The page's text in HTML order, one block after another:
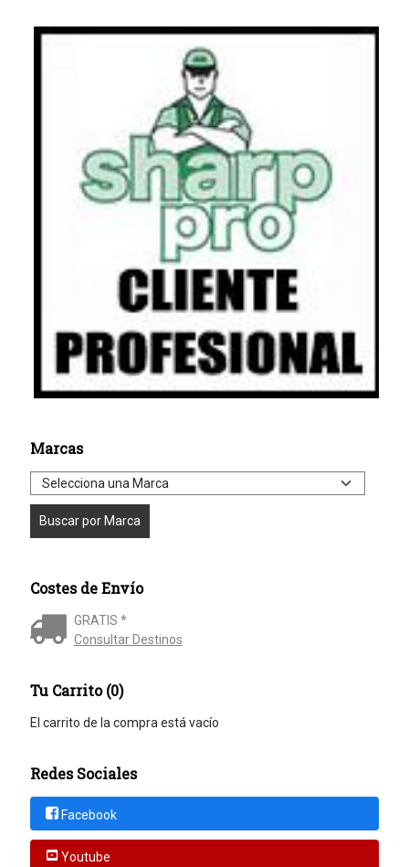
Marcas
Costes de Envío
GRATIS *
Consultar Destinos
Tu Carrito (0)
El carrito de la compra está vacío
Redes Sociales
Facebook
Youtube